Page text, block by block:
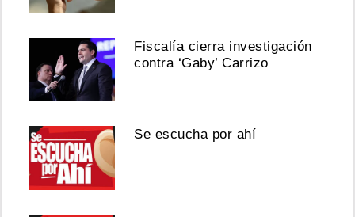
Fiscalía cierra investigación
contra ‘Gaby’ Carrizo
Se escucha por ahí